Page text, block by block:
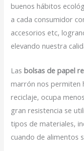
buenos hábitos
a cada consumidor
accesorios etc,
elevando nuestra
Lasbolsas de papel
marrón nos permiten
reciclaje, ocupa
gran resistencia se
tipos de materiales,
cuando de alimentos